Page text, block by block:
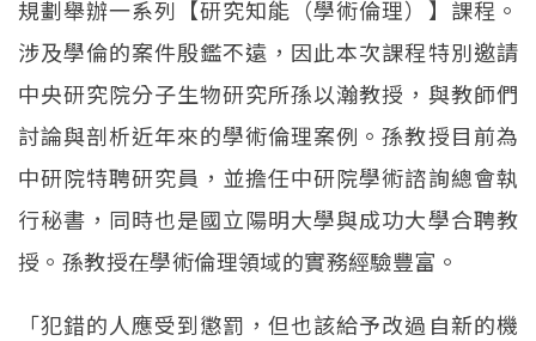
規劃舉辦一系列【研究知能（學術倫理）】課程。
涉及學倫的案件殷鑑不遠，因此本次課程特別邀請
中央研究院分子生物研究所孫以瀚教授，與教師們
討論與剖析近年來的學術倫理案例。孫教授目前為
中研院特聘研究員，並擔任中研院學術諮詢總會執
行秘書，同時也是國立陽明大學與成功大學合聘教
授。孫教授在學術倫理領域的實務經驗豐富。
「犯錯的人應受到懲罰，但也該給予改過自新的機